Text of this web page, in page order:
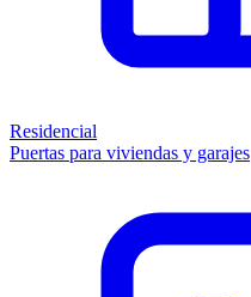
Residencial
Puertas para viviendas y garajes